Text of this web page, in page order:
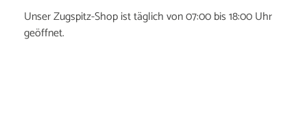
Unser Zugspitz-Shop ist täglich von 07:00 bis 18:00 Uhr
geöffnet.